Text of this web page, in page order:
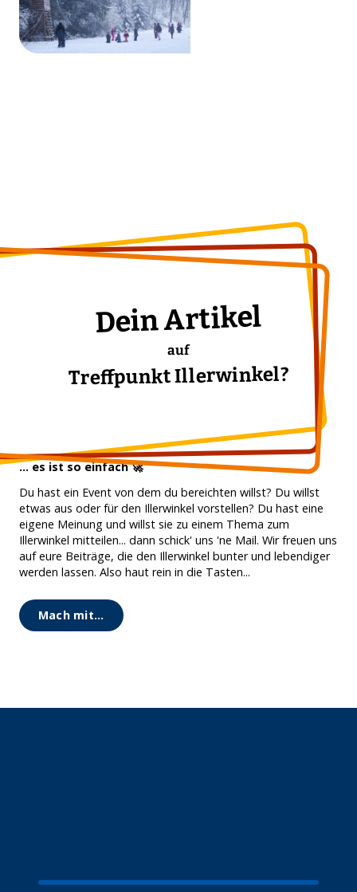
Dein Artikel
auf
Treffpunkt Illerwinkel?
... es ist so einfach 🚀
Du hast ein Event von dem du bereichten willst? Du willst
etwas aus oder für den Illerwinkel vorstellen? Du hast eine
eigene Meinung und willst sie zu einem Thema zum
Illerwinkel mitteilen... dann schick' uns 'ne Mail. Wir freuen uns
auf eure Beiträge, die den Illerwinkel bunter und lebendiger
werden lassen. Also haut rein in die Tasten...
Mach mit...